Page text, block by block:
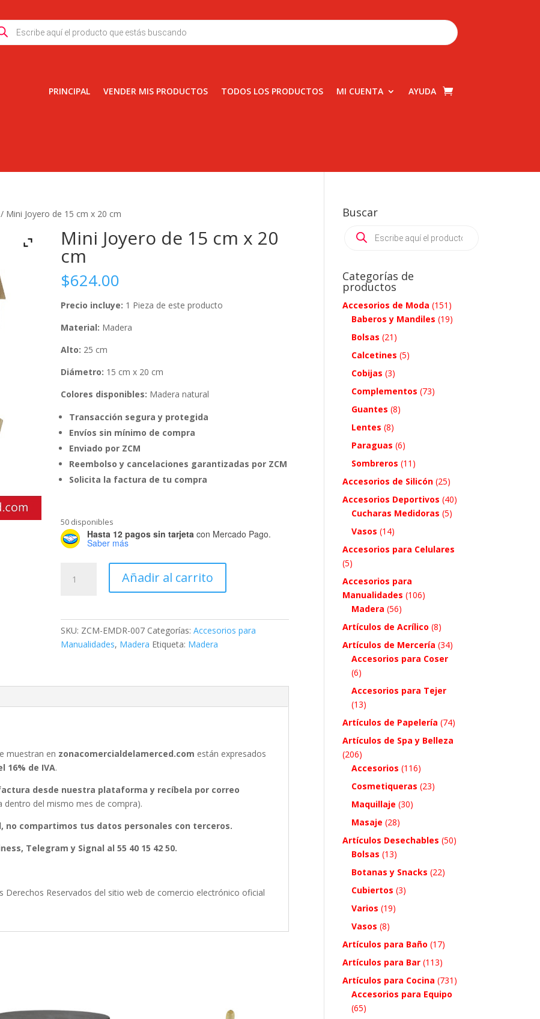
PRINCIPAL VENDER MIS PRODUCTOS TODOS LOS PRODUCTOS MI CUENTA AYUDA
/ Mini Joyero de 15 cm x 20 cm
Mini Joyero de 15 cm x 20
cm
$624.00
Precio incluye: 1 Pieza de este producto
Material: Madera
Alto: 25 cm
Diámetro: 15 cm x 20 cm
Colores disponibles: Madera natural
Transacción segura y protegida
Envíos sin mínimo de compra
Enviado por ZCM
Reembolso y cancelaciones garantizadas por ZCM
Solicita la factura de tu compra
50 disponibles
Hasta 12 pagos sin tarjeta con Mercado Pago.
Saber más
Joyero
Añadir al carrito
SKU: ZCM-EMDR-007 Categorías:Accesorios para
Manualidades, Madera Etiqueta: Madera
muestran en zonacomercialdelamerced.com están expresados
16% de IVA.
desde nuestra plataforma y recíbela por correo
dentro del mismo mes de compra).
no compartimos tus datos personales con terceros.
Telegram y Signal al 55 40 15 42 50.
Reservados del sitio web de comercio electrónico oficial
Buscar
Products
search
Categorías de
productos
Accesorios de Moda (151)
Baberos y Mandiles (19)
Bolsas (21)
Calcetines (5)
Cobijas (3)
Complementos (73)
Guantes (8)
Lentes (8)
Paraguas (6)
Sombreros (11)
Accesorios de Silicón (25)
Accesorios Deportivos (40)
Cucharas Medidoras (5)
Vasos (14)
Accesorios para Celulares
(5)
Accesorios para
Manualidades (106)
Madera (56)
Artículos de Acrílico (8)
Artículos de Mercería (34)
Accesorios para Coser
(6)
Accesorios para Tejer
(13)
Artículos de Papelería (74)
Artículos de Spa y Belleza
(206)
Accesorios (116)
Cosmetiqueras (23)
Maquillaje (30)
Masaje (28)
Artículos Desechables (50)
Bolsas (13)
Botanas y Snacks (22)
Cubiertos (3)
Varios (19)
Vasos (8)
Artículos para Baño (17)
Artículos para Bar (113)
Artículos para Cocina (731)
Accesorios para Equipo
(65)